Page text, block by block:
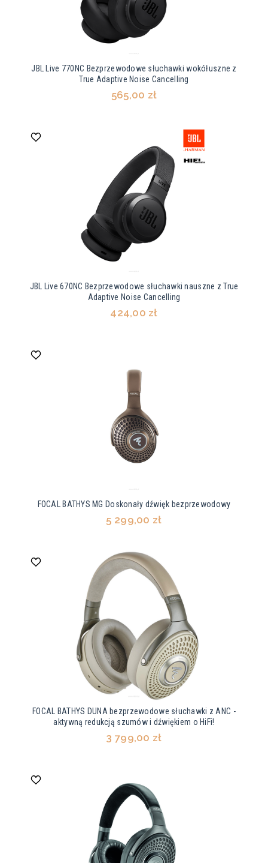
JBL Live 770NC Bezprzewodowe słuchawki wokółuszne z
True Adaptive Noise Cancelling
565,00 zł
JBL Live 670NC Bezprzewodowe słuchawki nauszne z True
Adaptive Noise Cancelling
424,00 zł
FOCAL BATHYS MG Doskonały dźwięk bezprzewodowy
5 299,00 zł
FOCAL BATHYS DUNA bezprzewodowe słuchawki z ANC -
aktywną redukcją szumów i dźwiękiem o HiFi!
3 799,00 zł